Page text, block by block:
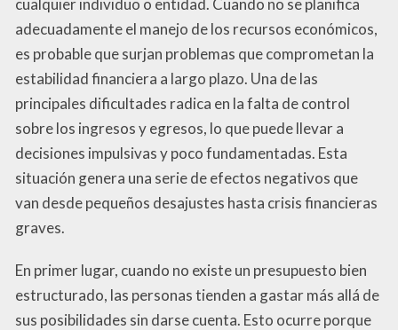
cualquier individuo o entidad. Cuando no se planifica
adecuadamente el manejo de los recursos económicos,
es probable que surjan problemas que comprometan la
estabilidad financiera a largo plazo. Una de las
principales dificultades radica en la falta de control
sobre los ingresos y egresos, lo que puede llevar a
decisiones impulsivas y poco fundamentadas. Esta
situación genera una serie de efectos negativos que
van desde pequeños desajustes hasta crisis financieras
graves.
En primer lugar, cuando no existe un presupuesto bien
estructurado, las personas tienden a gastar más allá de
sus posibilidades sin darse cuenta. Esto ocurre porque